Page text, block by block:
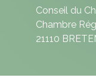
Conseil du
Chambre
21110